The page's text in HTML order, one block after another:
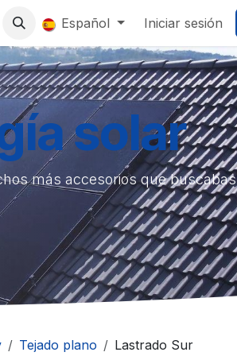
0 Español Iniciar sesión
solar
más accesorios que buscabas
Tejado plano Lastrado Sur